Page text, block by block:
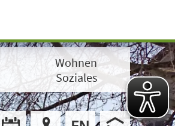
Wohnen
Soziales